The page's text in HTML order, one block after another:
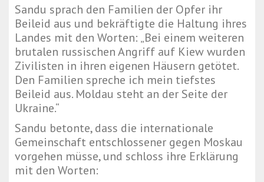
Sandu sprach den Familien der Opfer ihr
Beileid aus und bekräftigte die Haltung ihres
Landes mit den Worten: „Bei einem weiteren
brutalen russischen Angriff auf Kiew wurden
Zivilisten in ihren eigenen Häusern getötet.
Den Familien spreche ich mein tiefstes
Beileid aus. Moldau steht an der Seite der
Ukraine.“
Sandu betonte, dass die internationale
Gemeinschaft entschlossener gegen Moskau
vorgehen müsse, und schloss ihre Erklärung
mit den Worten: